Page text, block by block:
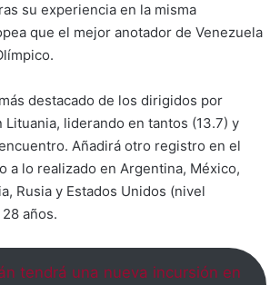
su experiencia en la misma
que el mejor anotador de Venezuela
destacado de los dirigidos por
Lituania, liderando en tantos (13.7) y
Añadirá otro registro en el
a lo realizado en Argentina, México,
Rusia y Estados Unidos (nivel
años.
tendrá una nueva incursión en